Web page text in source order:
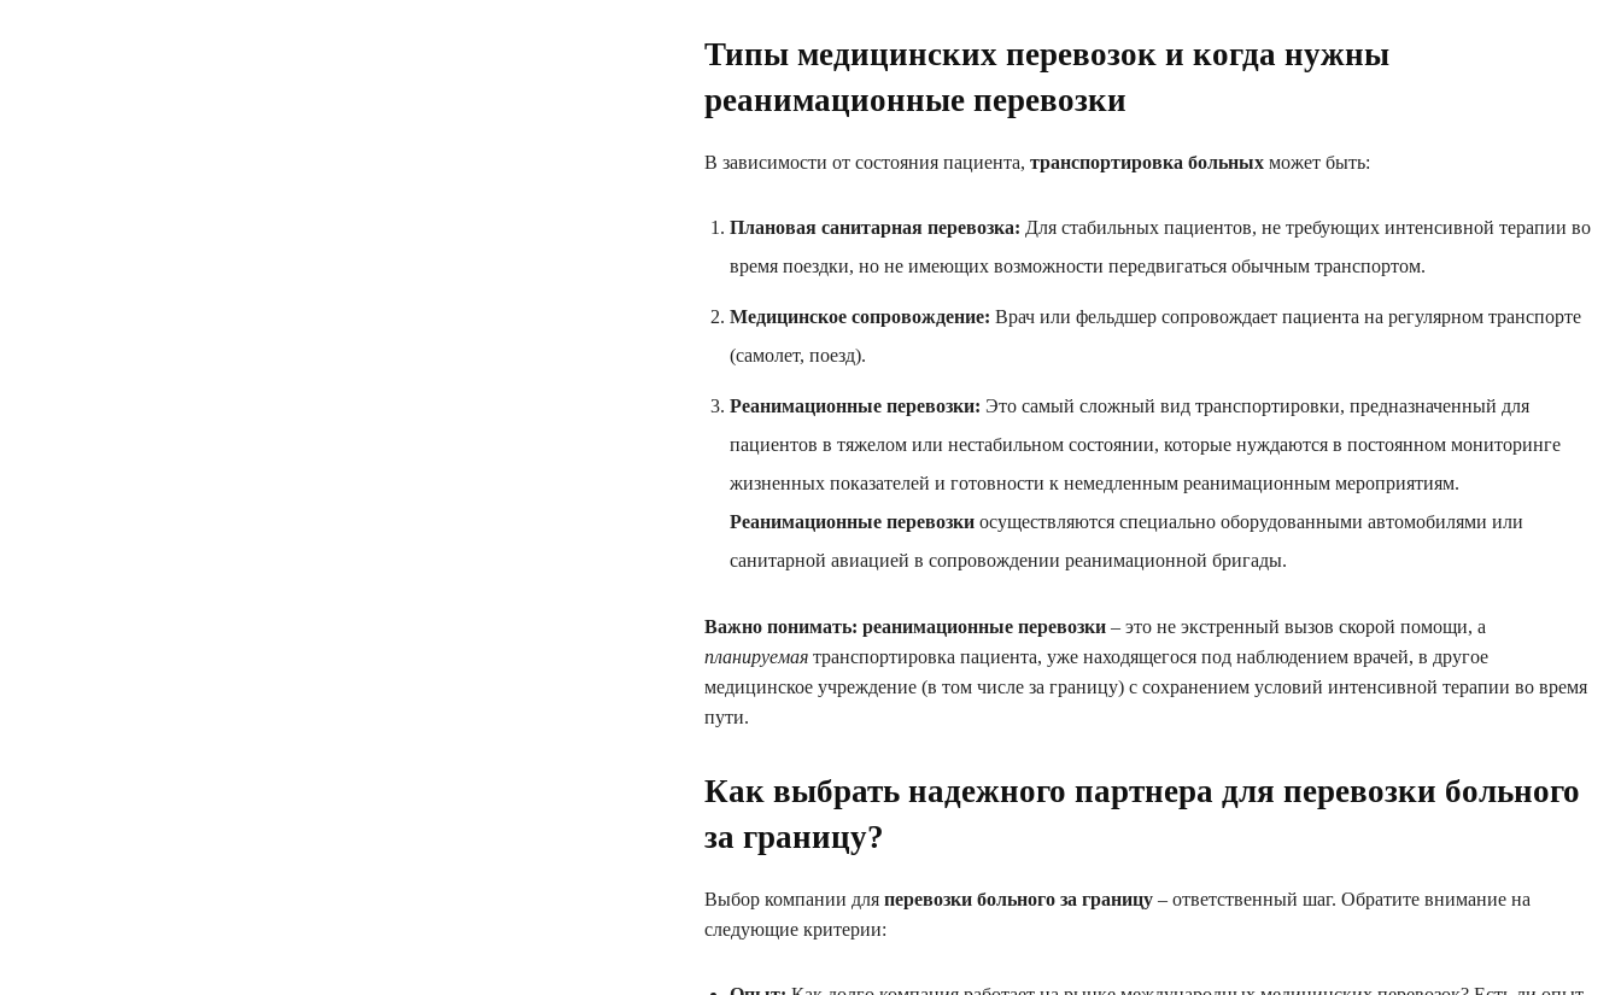
Типы медицинских перевозок и когда нужны
реанимационные перевозки
В зависимости от состояния пациента, транспортировка больных может быть:
Плановая санитарная перевозка: Для стабильных пациентов, не требующих интенсивной терапии во
время поездки, но не имеющих возможности передвигаться обычным транспортом.
Медицинское сопровождение: Врач или фельдшер сопровождает пациента на регулярном транспорте
(самолет, поезд).
Реанимационные перевозки: Это самый сложный вид транспортировки, предназначенный для
пациентов в тяжелом или нестабильном состоянии, которые нуждаются в постоянном мониторинге
жизненных показателей и готовности к немедленным реанимационным мероприятиям.
Реанимационные перевозки осуществляются специально оборудованными автомобилями или
санитарной авиацией в сопровождении реанимационной бригады.
Важно понимать: реанимационные перевозки – это не экстренный вызов скорой помощи, а
планируемая транспортировка пациента, уже находящегося под наблюдением врачей, в другое
медицинское учреждение (в том числе за границу) с сохранением условий интенсивной терапии во время
пути.
Как выбрать надежного партнера для перевозки больного
за границу?
Выбор компании для перевозки больного за границу – ответственный шаг. Обратите внимание на
следующие критерии: